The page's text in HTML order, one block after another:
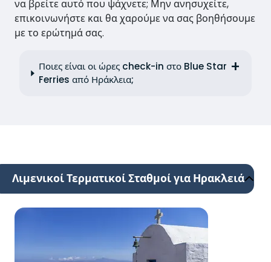
να βρείτε αυτό που ψάχνετε; Μην ανησυχείτε,
επικοινωνήστε και θα χαρούμε να σας βοηθήσουμε
με το ερώτημά σας.
Ποιες είναι οι ώρες check-in στο Blue Star
Ferries από Ηράκλεια;
Λιμενικοί Τερματικοί Σταθμοί για Ηρακλειά